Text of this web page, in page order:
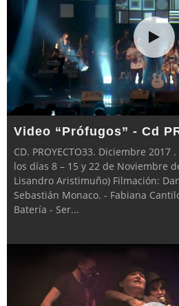
Video “Prófugos” - Cd
CD. PROYECTO33. Diciembre 2017
los días 8 – 15 y 22 de Noviembre
Lisandro Aristimuño) Filmación:
Sebastián Monaco. - Fabiana
Batería - Ser...